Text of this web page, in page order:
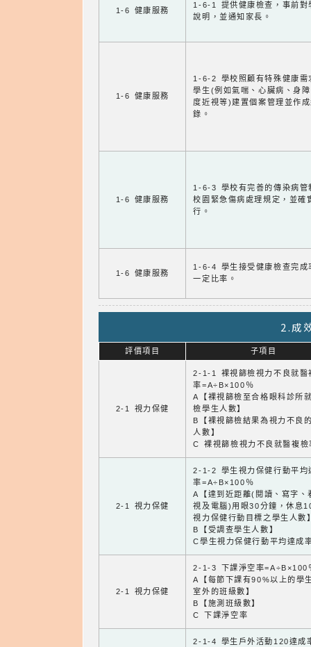
1-6 健康服務
1-6-1 提供健康檢查，事前對
說明，並通知家長。
1-6 健康服務
1-6-2 學校照顧有特殊健康需
學生(例如氣喘、心臟病、身
度近視等)建置個案管理並作
錄。
1-6 健康服務
1-6-3 學校有完善的傳染病管
校園緊急傷病處理規定，並確
行。
1-6 健康服務
1-6-4 學生接受健康檢查完成
一定比率。
2.成
評價項目 子項目
2-1 視力保健
2-1-1 裸視篩檢視力不良就醫
率=A÷B×100％
A【裸視篩檢至合格眼科診所
檢學生人數】
B【裸視篩檢結果為視力不良
人數】
C 裸視篩檢視力不良就醫複檢
2-1 視力保健
2-1-2 學生視力保健行動平均
率=A÷B×100％
A【達到近距離(閱讀、寫字、
視及電腦)用眼30分鐘，休息
視力保健行動目標之學生人數
B【受調查學生人數】
C學生視力保健行動平均達成
2-1 視力保健
2-1-3 下課淨空率=A÷B×100
A【每節下課有90%以上的學
室外的班級數】
B【施測班級數】
C 下課淨空率
2-1-4 學生戶外活動120達成